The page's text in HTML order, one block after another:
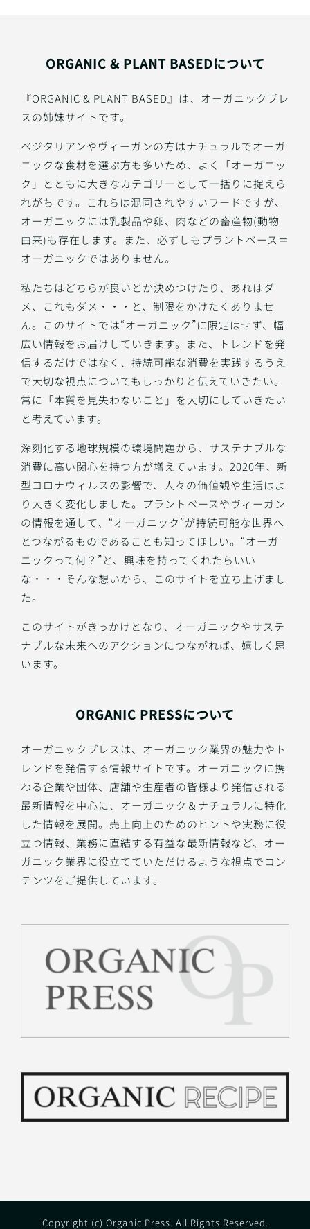
ORGANIC & PLANT BASEDについて
『ORGANIC & PLANT BASED』は、オーガニックプレ
スの姉妹サイトです。
ベジタリアンやヴィーガンの方はナチュラルでオーガ
ニックな食材を選ぶ方も多いため、よく「オーガニッ
ク」とともに大きなカテゴリーとして一括りに捉えら
れがちです。これらは混同されやすいワードですが、
オーガニックには乳製品や卵、肉などの畜産物(動物
由来)も存在します。また、必ずしもプラントベース＝
オーガニックではありません。
私たちはどちらが良いとか決めつけたり、あれはダ
メ、これもダメ・・・と、制限をかけたくありませ
ん。このサイトでは“オーガニック”に限定はせず、幅
広い情報をお届けしていきます。また、トレンドを発
信するだけではなく、持続可能な消費を実践するうえ
で大切な視点についてもしっかりと伝えていきたい。
常に「本質を見失わないこと」を大切にしていきたい
と考えています。
深刻化する地球規模の環境問題から、サステナブルな
消費に高い関心を持つ方が増えています。2020年、新
型コロナウィルスの影響で、人々の価値観や生活はよ
り大きく変化しました。プラントベースやヴィーガン
の情報を通して、“オーガニック”が持続可能な世界へ
とつながるものであることも知ってほしい。“オーガ
ニックって何？”と、興味を持ってくれたらいい
な・・・そんな想いから、このサイトを立ち上げまし
た。
このサイトがきっかけとなり、オーガニックやサステ
ナブルな未来へのアクションにつながれば、嬉しく思
います。
ORGANIC PRESSについて
オーガニックプレスは、オーガニック業界の魅力やト
レンドを発信する情報サイトです。オーガニックに携
わる企業や団体、店舗や生産者の皆様より発信される
最新情報を中心に、オーガニック＆ナチュラルに特化
した情報を展開。売上向上のためのヒントや実務に役
立つ情報、業務に直結する有益な最新情報など、オー
ガニック業界に役立てていただけるような視点でコン
テンツをご提供しています。
Copyright (c) Organic Press. All Rights Reserved.